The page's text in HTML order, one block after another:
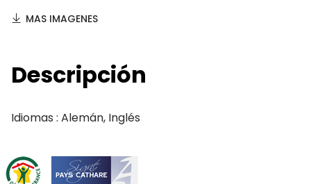
MAS IMAGENES
Descripción
Idiomas : Alemán, Inglés